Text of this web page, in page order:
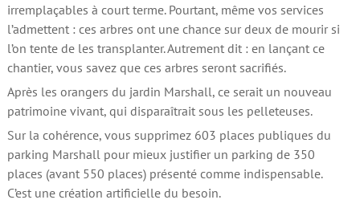
irremplaçables à court terme. Pourtant, même vos services
l’admettent : ces arbres ont une chance sur deux de mourir si
l’on tente de les transplanter. Autrement dit : en lançant ce
chantier, vous savez que ces arbres seront sacrifiés.
Après les orangers du jardin Marshall, ce serait un nouveau
patrimoine vivant, qui disparaîtrait sous les pelleteuses.
Sur la cohérence, vous supprimez 603 places publiques du
parking Marshall pour mieux justifier un parking de 350
places (avant 550 places) présenté comme indispensable.
C’est une création artificielle du besoin.